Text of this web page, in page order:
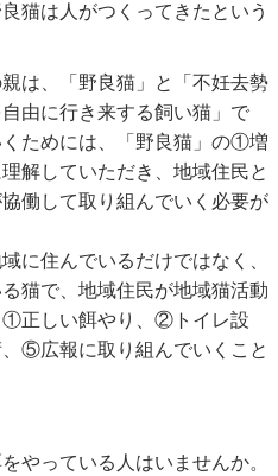
猫は人がつくってきたという
は、「野良猫」と「不妊去勢
由に行き来する飼い猫」で
ためには、「野良猫」の①増
解していただき、地域住民と
働して取り組んでいく必要が
に住んでいるだけではなく、
猫で、地域住民が地域猫活動
①正しい餌やり、②トイレ設
⑤広報に取り組んでいくこと
やっている人はいませんか。